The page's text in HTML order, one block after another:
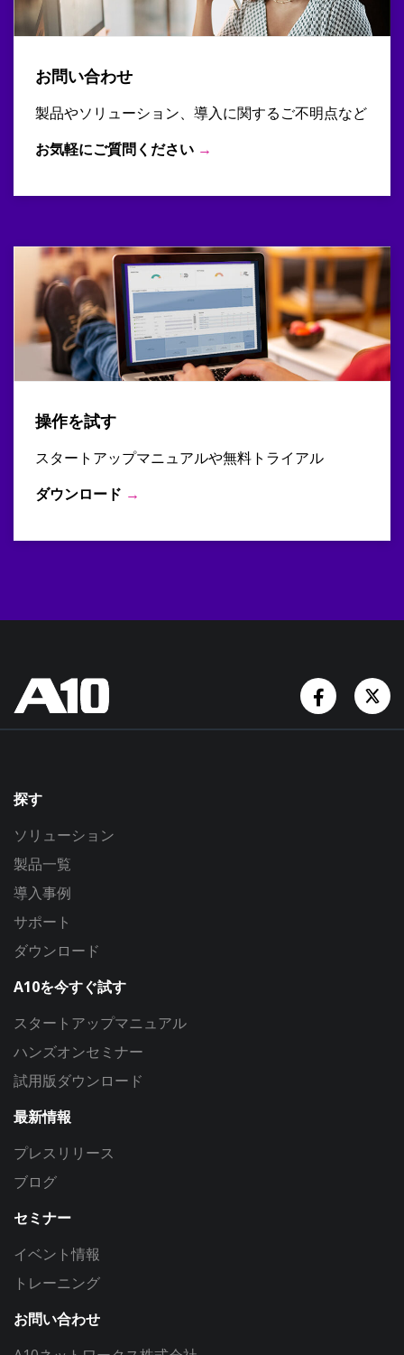
お問い合わせ
製品やソリューション、導入に関するご不明点など
お気軽にご質問ください →
操作を試す
スタートアップマニュアルや無料トライアル
ダウンロード →
探す
ソリューション
製品一覧
導入事例
サポート
ダウンロード
A10を今すぐ試す
スタートアップマニュアル
ハンズオンセミナー
試用版ダウンロード
最新情報
プレスリリース
ブログ
セミナー
イベント情報
トレーニング
お問い合わせ